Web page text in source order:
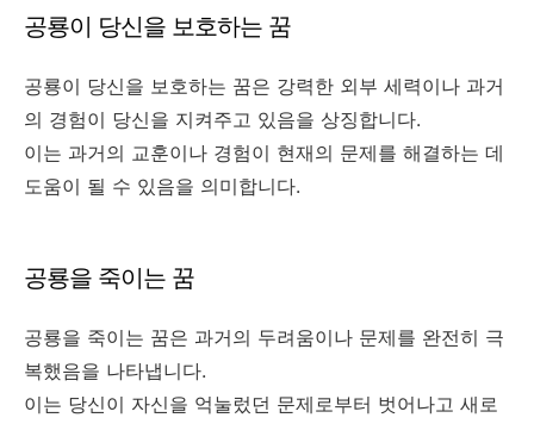
공룡이 당신을 보호하는 꿈
공룡이 당신을 보호하는 꿈은 강력한 외부 세력이나 과거
의 경험이 당신을 지켜주고 있음을 상징합니다.
이는 과거의 교훈이나 경험이 현재의 문제를 해결하는 데
도움이 될 수 있음을 의미합니다.
공룡을 죽이는 꿈
공룡을 죽이는 꿈은 과거의 두려움이나 문제를 완전히 극
복했음을 나타냅니다.
이는 당신이 자신을 억눌렀던 문제로부터 벗어나고 새로